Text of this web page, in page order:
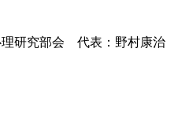
研究部会 代表：野村康治